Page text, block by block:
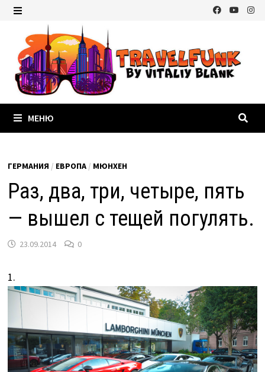
Перейти
содержимому
МЕНЮ
ГЕРМАНИЯ / ЕВРОПА / МЮНХЕН
Раз, два, три, четыре, пять
— вышел с тещей погулять.
23.09.2014 0
1.